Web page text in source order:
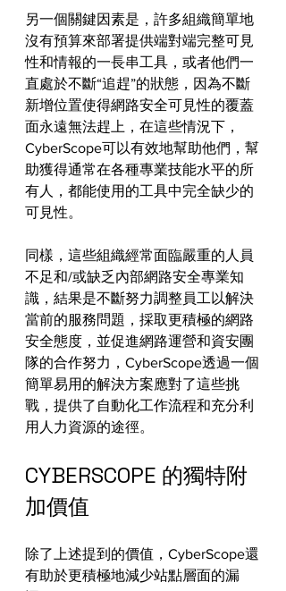
另一個關鍵因素是，許多組織簡單地
沒有預算來部署提供端對端完整可見
性和情報的一長串工具，或者他們一
直處於不斷“追趕”的狀態，因為不斷
新增位置使得網路安全可見性的覆蓋
面永遠無法趕上，在這些情況下，
CyberScope可以有效地幫助他們，幫
助獲得通常在各種專業技能水平的所
有人，都能使用的工具中完全缺少的
可見性。
同樣，這些組織經常面臨嚴重的人員
不足和/或缺乏內部網路安全專業知
識，結果是不斷努力調整員工以解決
當前的服務問題，採取更積極的網路
安全態度，並促進網路運營和資安團
隊的合作努力，CyberScope透過一個
簡單易用的解決方案應對了這些挑
戰，提供了自動化工作流程和充分利
用人力資源的途徑。
CYBERSCOPE 的獨特附
加價值
除了上述提到的價值，CyberScope還
有助於更積極地減少站點層面的漏